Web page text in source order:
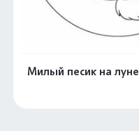
Милый песик на луне